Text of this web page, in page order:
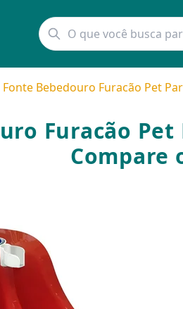
Fonte Bebedouro Furacão Pet
Furacão Pet
Compare